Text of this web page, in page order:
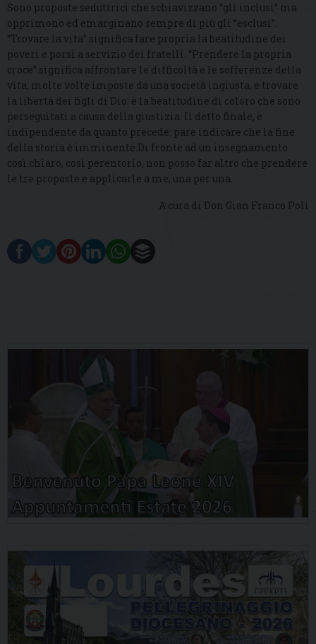
Sono proposte seduttrici che schiavizzano “gli inclusi” ma
opprimono ed emarginano sempre di più gli “esclusi”.
“Trovare la vita” significa fare propria la beatitudine dei
poveri e porsi a servizio dei fratelli. “Prendere la propria
croce” significa affrontare le difficoltà e le sofferenze della
vita, molte volte imposte da una società ingiusta, e trovare
la libertà dei figli di Dio: è la beatitudine di coloro che sono
perseguitati a causa della giustizia. Il detto finale, è
indipendente da quanto precede: pare indicare che la fine
della storia è imminente.Di fronte ad un insegnamento
così chiaro, così perentorio, non posso far altro che prendere
le tre proposte e applicarle a me, una per una.
A cura di Don Gian Franco Poli